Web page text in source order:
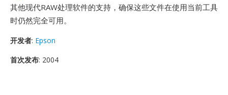
其他现代RAW处理软件的支持，确保这些文件在使用当前工具
时仍然完全可用。
开发者: Epson
首次发布: 2004